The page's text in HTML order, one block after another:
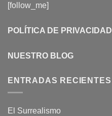
[follow_me]
POLÍTICA DE PRIVACIDAD
NUESTRO BLOG
ENTRADAS RECIENTES
El Surrealismo